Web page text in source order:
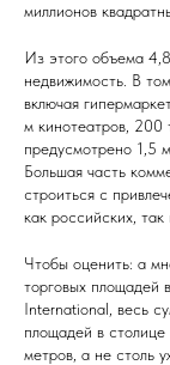
миллионов
Из этого объема
недвижимость. В
включая
м кинотеатров, 200
предусмотрено 1,5
Большая часть
строиться с
как российских, так
Чтобы оценить: а
торговых площадей
International, весь
площадей в столице
метров, а не столь